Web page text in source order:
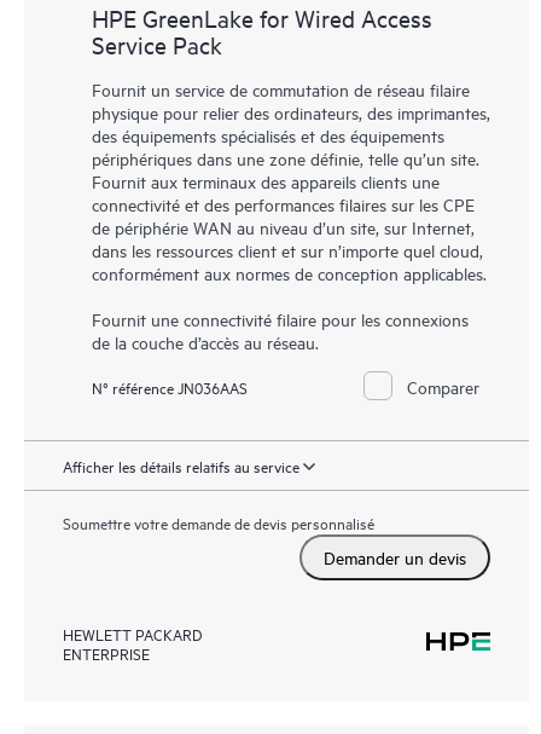
HPE GreenLake for Wired Access
Service Pack
Fournit un service de commutation de réseau filaire
physique pour relier des ordinateurs, des imprimantes,
des équipements spécialisés et des équipements
périphériques dans une zone définie, telle qu’un site.
Fournit aux terminaux des appareils clients une
connectivité et des performances filaires sur les CPE
de périphérie WAN au niveau d’un site, sur Internet,
dans les ressources client et sur n’importe quel cloud,
conformément aux normes de conception applicables.
Fournit une connectivité filaire pour les connexions
de la couche d’accès au réseau.
N° référence JN036AAS Comparer
Afficher les détails relatifs au service
Soumettre votre demande de devis personnalisé
Demander un devis
HEWLETT PACKARD
ENTERPRISE